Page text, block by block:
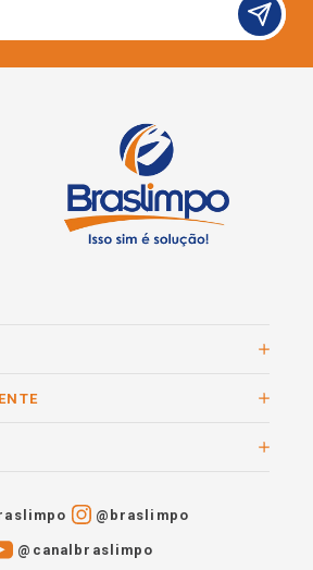
@braslimpo
@canalbraslimpo​